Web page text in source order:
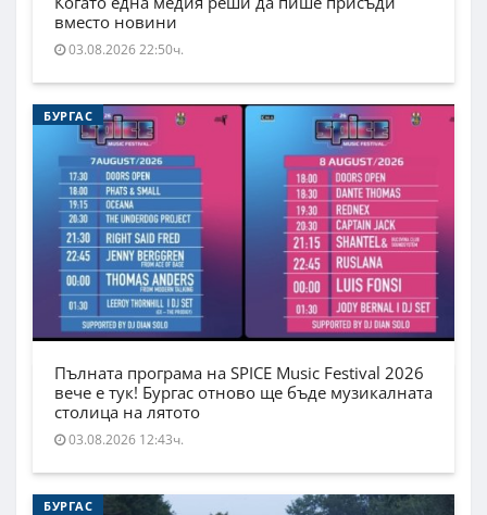
вместо новини
03.08.2026 22:50ч.
БУРГАС
Пълната програма на SPICE Music Festival 2026
вече е тук! Бургас отново ще бъде музикалната
столица на лятото
03.08.2026 12:43ч.
БУРГАС